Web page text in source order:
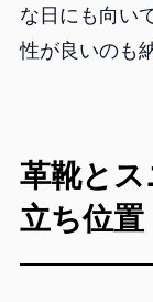
な日にも向い
性が良いのも
革靴とス
立ち位置